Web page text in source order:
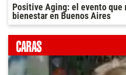
Positive Aging: el evento que
bienestar en Buenos Aires